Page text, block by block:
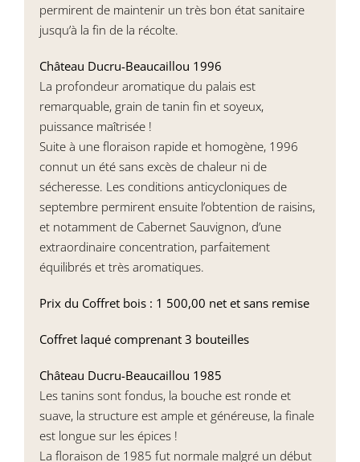
permirent de maintenir un très bon état sanitaire
jusqu’à la fin de la récolte.
Château Ducru-Beaucaillou 1996
La profondeur aromatique du palais est
remarquable, grain de tanin fin et soyeux,
puissance maîtrisée !
Suite à une floraison rapide et homogène, 1996
connut un été sans excès de chaleur ni de
sécheresse. Les conditions anticycloniques de
septembre permirent ensuite l’obtention de raisins,
et notamment de Cabernet Sauvignon, d’une
extraordinaire concentration, parfaitement
équilibrés et très aromatiques.
Prix du Coffret bois : 1 500,00 net et sans remise
Coffret laqué comprenant 3 bouteilles
Château Ducru-Beaucaillou 1985
Les tanins sont fondus, la bouche est ronde et
suave, la structure est ample et généreuse, la finale
est longue sur les épices !
La floraison de 1985 fut normale malgré un début